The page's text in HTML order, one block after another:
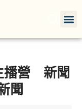
播營 新聞
聞